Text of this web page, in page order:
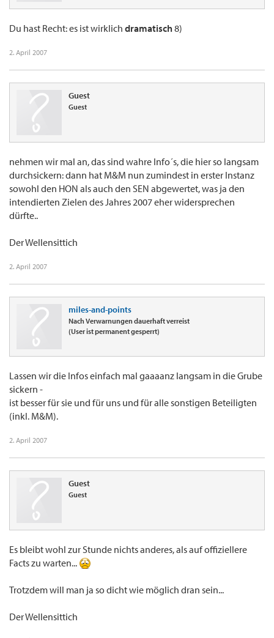
Du hast Recht: es ist wirklich dramatisch 8)
2. April 2007
Guest
Guest
nehmen wir mal an, das sind wahre Info´s, die hier so langsam
durchsickern: dann hat M&M nun zumindest in erster Instanz
sowohl den HON als auch den SEN abgewertet, was ja den
intendierten Zielen des Jahres 2007 eher widersprechen
dürfte..
Der Wellensittich
2. April 2007
miles-and-points
Nach Verwarnungen dauerhaft verreist
(User ist permanent gesperrt)
Lassen wir die Infos einfach mal gaaaanz langsam in die Grube
sickern -
ist besser für sie und für uns und für alle sonstigen Beteiligten
(inkl. M&M).
2. April 2007
Guest
Guest
Es bleibt wohl zur Stunde nichts anderes, als auf offiziellere
Facts zu warten...
Trotzdem will man ja so dicht wie möglich dran sein...
Der Wellensittich